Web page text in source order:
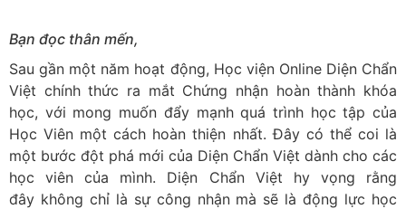
Bạn đọc thân mến,
Sau gần một năm hoạt động, Học viện Online Diện Chẩn
Việt chính thức ra mắt Chứng nhận hoàn thành khóa
học, với mong muốn đẩy mạnh quá trình học tập của
Học Viên một cách hoàn thiện nhất.Đây có thể coi là
một bước đột phá mới của Diện Chẩn Việt dành cho các
học viên của mình. Diện Chẩn Việt hy vọng rằng
đây không chỉ là sự công nhận mà sẽ là động lực học